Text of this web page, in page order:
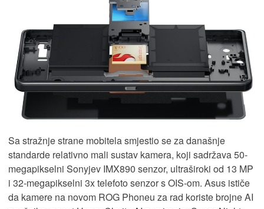
Sa stražnje strane mobitela smjestio se za današnje
standarde relativno mali sustav kamera, koji sadržava 50-
megapikselni Sonyjev IMX890 senzor, ultraširoki od 13 MP
i 32-megapikselni 3x telefoto senzor s OIS-om. Asus ističe
da kamere na novom ROG Phoneu za rad koriste brojne AI